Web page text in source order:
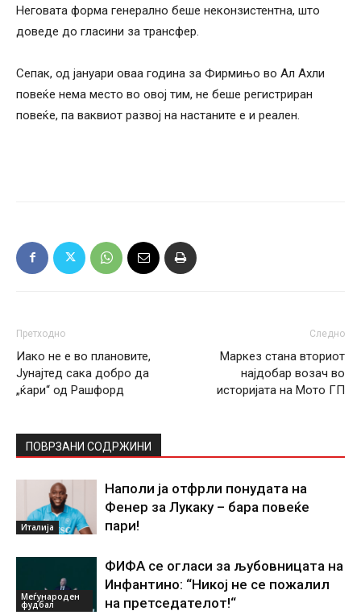
Неговата форма генерално беше неконзистентна, што
доведе до гласини за трансфер.
Сепак, од јануари оваа година за Фирмињо во Ал Ахли
повеќе нема место во овој тим, не беше регистриран
повеќе, па ваквиот развој на настаните е и реален.
Претходно
Иако не е во плановите,
Јунајтед сака добро да
„ќари“ од Рашфорд
Следно
Маркез стана вториот
најдобар возач во
историјата на Мото ГП
ПОВРЗАНИ СОДРЖИНИ
Италија
Наполи ја отфрли понудата на
Фенер за Лукаку – бара повеќе
пари!
Меѓународен
фудбал
ФИФА се огласи за љубовницата на
Инфантино: “Никој не се пожалил
на претседателот!“